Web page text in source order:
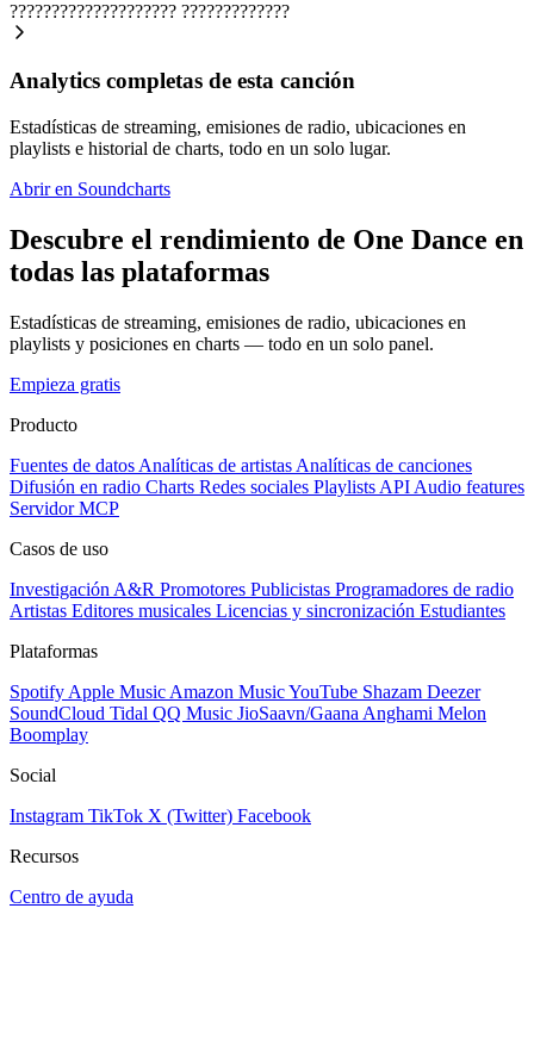
???????????????????? ?????????????
Analytics completas de esta canción
Estadísticas de streaming, emisiones de radio, ubicaciones en
playlists e historial de charts, todo en un solo lugar.
Abrir en Soundcharts
Descubre el rendimiento de One Dance en
todas las plataformas
Estadísticas de streaming, emisiones de radio, ubicaciones en
playlists y posiciones en charts — todo en un solo panel.
Empieza gratis
Producto
Fuentes de datos Analíticas de artistas Analíticas de canciones
Difusión en radio Charts Redes sociales Playlists API Audio features
Servidor MCP
Casos de uso
Investigación A&R Promotores Publicistas Programadores de radio
Artistas Editores musicales Licencias y sincronización Estudiantes
Plataformas
Spotify Apple Music Amazon MusicYouTube Shazam Deezer
SoundCloud Tidal QQ Music JioSaavn/Gaana Anghami Melon
Boomplay
Social
Instagram TikTok X (Twitter) Facebook
Recursos
Centro de ayuda